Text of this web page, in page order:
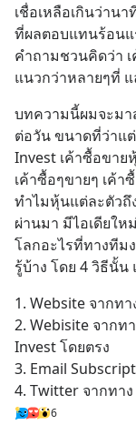
เชื่อเหลือเกินว่าน
ที่ผลตอบแทนร้อนแ
คำถามชวนคิดว่า
แนวกว่าหลายๆที่
บทความนี้ผมจะมา
ต่อวัน ขนาดที่ว่าแ
Invest เค้าซื้อขาย
เค้าซื้อๆขายๆ เค้
ทำไมหุ้นแต่ละตัวถึ
ผ่านมา มีไอเดียใ
โลกอะไรที่ทางทีม
รู้บ้าง โดย 4 วิธีนั้น
1. Website จากท
2. Webisite จากท
Invest โดยตรง
3. Email
4. Twitter จากทา
6